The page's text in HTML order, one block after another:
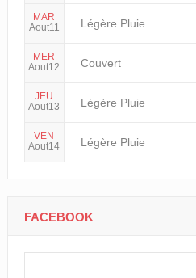
MAR
Aout11
Légère Pluie
MER
Aout12
Couvert
JEU
Aout13
Légère Pluie
VEN
Aout14
Légère Pluie
FACEBOOK